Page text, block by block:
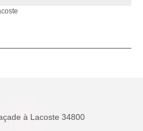
à Lacoste 34800